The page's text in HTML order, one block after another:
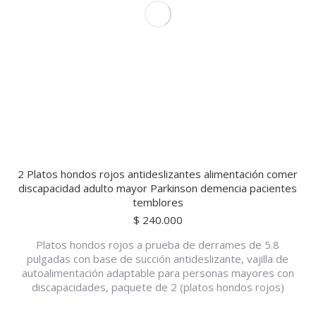
2 Platos hondos rojos antideslizantes alimentación comer
discapacidad adulto mayor Parkinson demencia pacientes
temblores
$ 240.000
Platos hondos rojos a prueba de derrames de 5.8
pulgadas con base de succión antideslizante, vajilla de
autoalimentación adaptable para personas mayores con
discapacidades, paquete de 2 (platos hondos rojos)